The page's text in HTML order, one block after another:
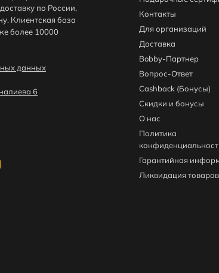
по России,
Клиентская база
более 10000
данных
6
Контакты
Для организаций
Доставка
Bobby-Партнер
Вопрос-Ответ
Cashback (Бонусы)
Скидки и бонусы
О нас
Политика
Гарантийная
Ликвидация